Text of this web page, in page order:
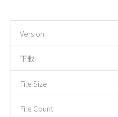
Version
下載
File Size
File Count